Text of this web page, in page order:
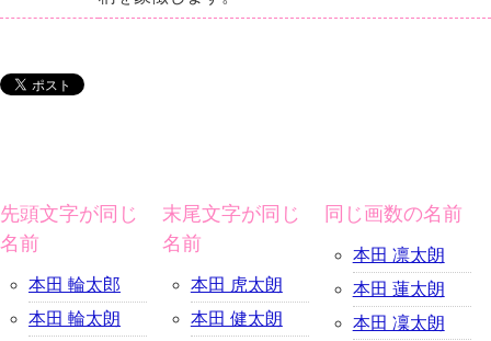
先頭文字が同じ
名前
本田 輪太郎
本田 輪太朗
末尾文字が同じ
名前
本田 虎太朗
本田 健太朗
同じ画数の名前
本田 凛太朗
本田 蓮太朗
本田 凜太朗